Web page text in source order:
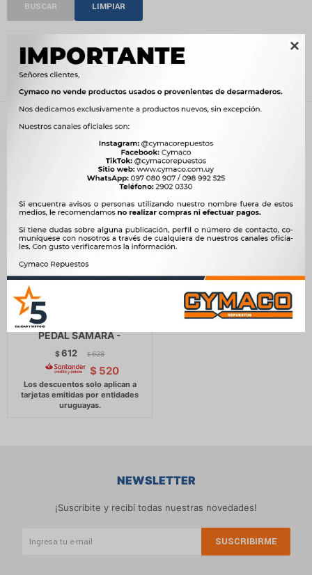

BUSCAR LIMPIAR
CABLE ACELERADOR
Quitar filtros
CABLE ACELERADOR LADA
PEDAL SAMARA -
$612 $ 628
$ 520
NEWSLETTER
¡Suscribite y recibí todas nuestras novedades!
SUSCRIBIRME